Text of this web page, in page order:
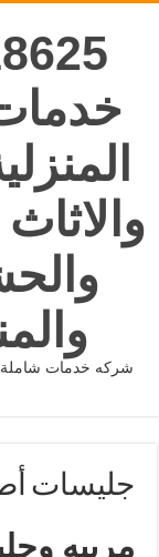
شركه خدمات شاملة
جليسات أطفال
مربيه